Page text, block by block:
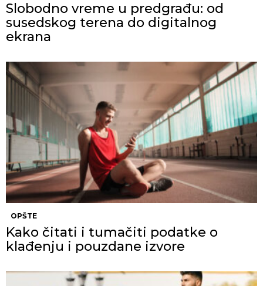
Slobodno vreme u predgrađu: od
susedskog terena do digitalnog
ekrana
OPŠTE
Kako čitati i tumačiti podatke o
klađenju i pouzdane izvore